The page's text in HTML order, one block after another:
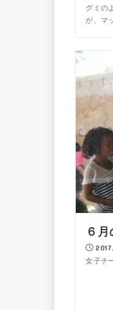
グミの
が、マ
６
女子チ